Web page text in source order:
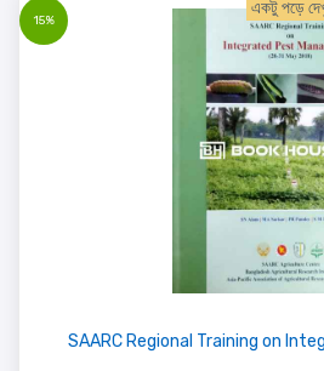
15%
একটু পড়ে
SAARC Regional Training on